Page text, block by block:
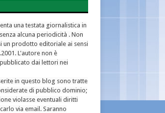
una testata giornalistica in
alcuna periodicità . Non
un prodotto editoriale ai sensi
L'autore non è
dai lettori nei
in questo blog sono tratte
di pubblico dominio;
violasse eventuali diritti
via email. Saranno